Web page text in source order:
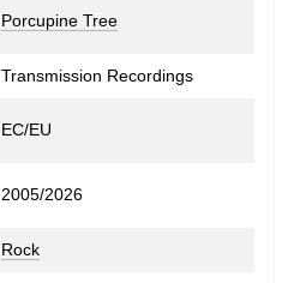
Porcupine Tree
Transmission Recordings
ЕС/EU
2005/2026
Rock